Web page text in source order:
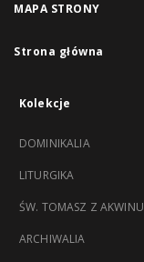
MAPA STRONY
Strona główna
Kolekcje
DOMINIKALIA
LITURGIKA
ŚW. TOMASZ Z AKWINU
ARCHIWALIA